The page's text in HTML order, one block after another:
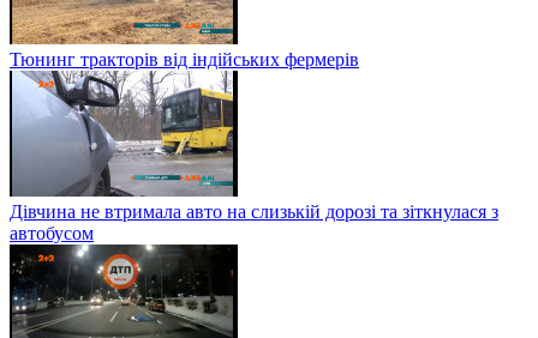
Тюнинг тракторів від індійських фермерів
Дівчина не втримала авто на слизькій дорозі та зіткнулася з
автобусом